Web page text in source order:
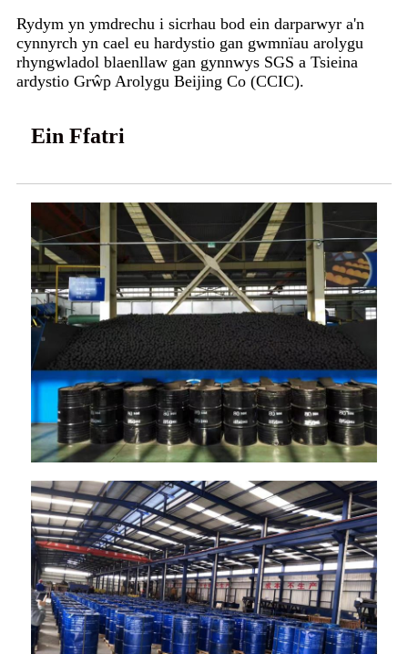
Rydym yn ymdrechu i sicrhau bod ein darparwyr a'n
cynnyrch yn cael eu hardystio gan gwmnïau arolygu
rhyngwladol blaenllaw gan gynnwys SGS a Tsieina
ardystio Grŵp Arolygu Beijing Co (CCIC).
Ein Ffatri